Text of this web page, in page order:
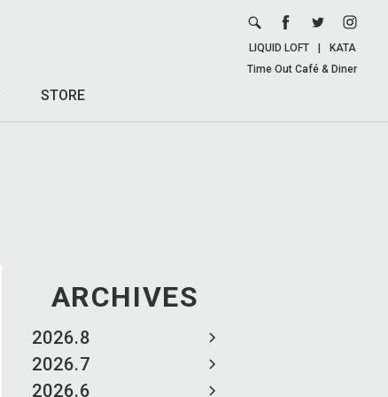
STORE
LIQUID LOFT
KATA
Time Out Café & Diner
ARCHIVES
2026.8
2026.7
2026.6